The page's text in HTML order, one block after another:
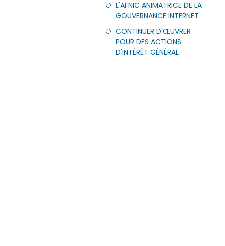
L'AFNIC ANIMATRICE DE LA
GOUVERNANCE INTERNET
CONTINUER D'ŒUVRER
POUR DES ACTIONS
D'INTÉRÊT GÉNÉRAL